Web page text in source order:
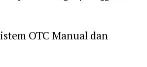
OTC Manual dan